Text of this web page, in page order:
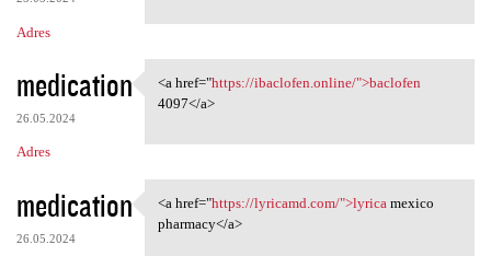
Adres
medication
26.05.2024
Adres
<a href="https://ibaclofen
<a href="https://ibaclofen.online/">baclofen
4097</a>
medication
26.05.2024
<a href="https://lyricamd.com
<a href="https://lyricamd.com/">lyrica mexico
pharmacy</a>